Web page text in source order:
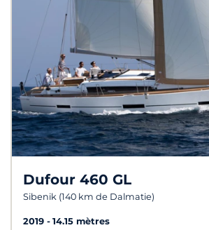
Dufour 460 GL
Sibenik (140 km de Dalmatie)
2019
14.15 mètres